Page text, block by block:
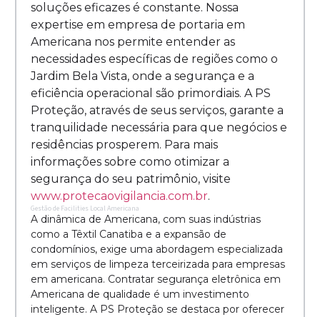
soluções eficazes é constante. Nossa
expertise em empresa de portaria em
Americana nos permite entender as
necessidades específicas de regiões como o
Jardim Bela Vista, onde a segurança e a
eficiência operacional são primordiais. A PS
Proteção, através de seus serviços, garante a
tranquilidade necessária para que negócios e
residências prosperem. Para mais
informações sobre como otimizar a
segurança do seu patrimônio, visite
www.protecaovigilancia.com.br.
Gestão de Facilities Local Americana
A dinâmica de Americana, com suas indústrias
como a Têxtil Canatiba e a expansão de
condomínios, exige uma abordagem especializada
em serviços de limpeza terceirizada para empresas
em americana. Contratar segurança eletrônica em
Americana de qualidade é um investimento
inteligente. A PS Proteção se destaca por oferecer